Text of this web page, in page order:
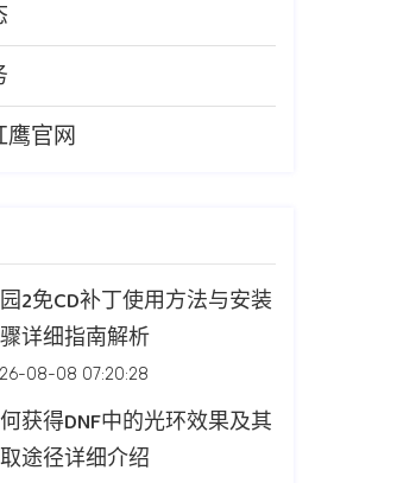
鹰官网
2免CD补丁使用方法与安装
详细指南解析
08-08 07:20:28
获得DNF中的光环效果及其
途径详细介绍